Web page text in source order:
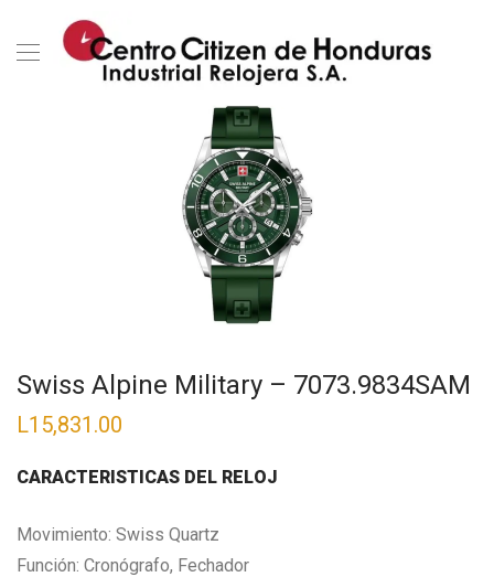
Swiss Alpine Military – 7073.9834SAM
L15,831.00
CARACTERISTICAS DEL RELOJ
Movimiento: Swiss Quartz
Función: Cronógrafo, Fechador